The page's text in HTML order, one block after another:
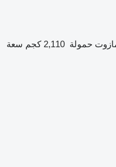
حمولة 2,110 كجم
سعة